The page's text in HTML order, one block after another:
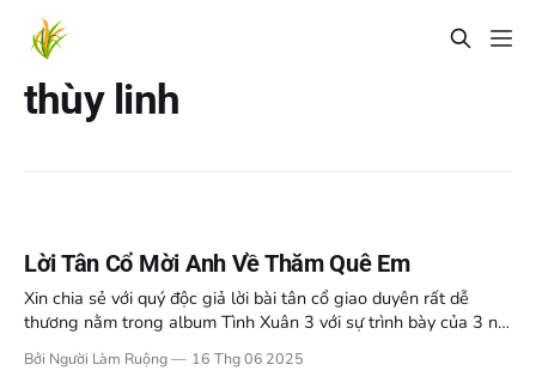
thùy linh
Lời Tân Cổ Mời Anh Về Thăm Quê Em
Xin chia sẻ với quý độc giả lời bài tân cổ giao duyên rất dễ
thương nằm trong album Tình Xuân 3 với sự trình bày của 3 nữ
ca sỹ xinh đẹp Thùy Trang, Hà Phương và Yến Khoa (nghệ
danh cũ của ca sỹ Hoàng Châu). Đây là
Bởi Người Làm Ruộng 16 Thg 06 2025